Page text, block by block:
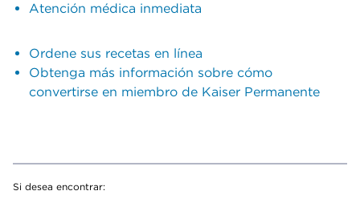
Atención médica inmediata
Ordene sus recetas en línea
Obtenga más información sobre cómo
convertirse en miembro de Kaiser Permanente
Si desea encontrar: